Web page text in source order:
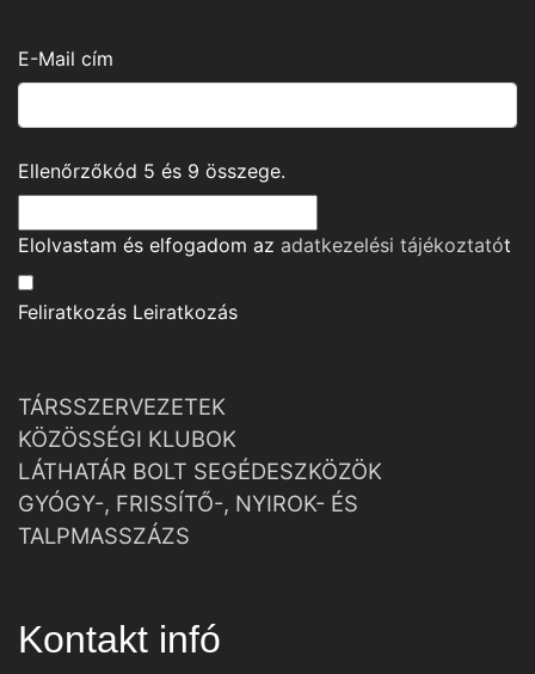
E-Mail cím
Ellenőrzőkód 5 és 9 összege.
Elolvastam és elfogadom az adatkezelési tájékoztatót
Feliratkozás Leiratkozás
TÁRSSZERVEZETEK
KÖZÖSSÉGI KLUBOK
LÁTHATÁR BOLT SEGÉDESZKÖZÖK
GYÓGY-, FRISSÍTŐ-, NYIROK- ÉS
TALPMASSZÁZS
Kontakt infó